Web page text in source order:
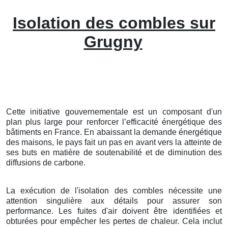
Isolation des combles sur
Grugny
Cette initiative gouvernementale est un composant d'un
plan plus large pour renforcer l’efficacité énergétique des
bâtiments en France. En abaissant la demande énergétique
des maisons, le pays fait un pas en avant vers la atteinte de
ses buts en matière de soutenabilité et de diminution des
diffusions de carbone.
La exécution de l'isolation des combles nécessite une
attention singulière aux détails pour assurer son
performance. Les fuites d'air doivent être identifiées et
obturées pour empêcher les pertes de chaleur. Cela inclut